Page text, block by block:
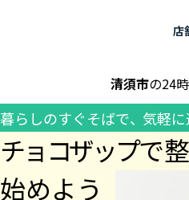
店
清須市の24
暮らしのすぐそばで、 気軽
チョコザップで
始めよう